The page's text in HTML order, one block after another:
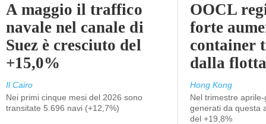
A maggio il traffico
navale nel canale di
Suez è cresciuto del
+15,0%
Il Cairo
Nei primi cinque mesi del 2026 sono
transitate 5.696 navi (+12,7%)
OOCL
forte
container
dalla
Hong Kong
Nel trimestre
generati da questa
del +19,8%